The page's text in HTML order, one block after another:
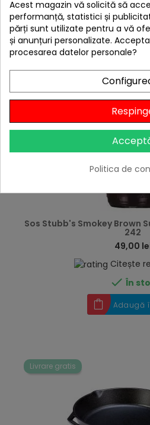
În
Adaugă
Sos Stubb's Smokey Brown
242
49,00
Citește
 În
Adaugă
Livrare gratis
Acest magazin vă solicită să
performanță, statistici și
părți sunt utilizate pentru a vă
și anunțuri personalizate.
procesarea datelor personale?
Politica de